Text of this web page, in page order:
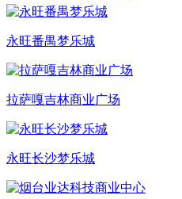
永旺番禺梦乐城
拉萨嘎吉林商业广场
永旺长沙梦乐城